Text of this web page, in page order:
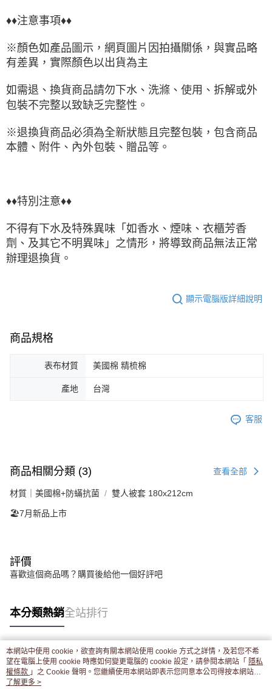
♦♦注意事項♦♦
※顏色如產品圖示，網頁圖片因拍攝關係，與實品略
有差異，實際顏色以出貨為主
如需退、換貨商品請勿下水、洗滌、使用、拆解或外
包裝不完整以致缺乏完整性。
※退換貨商品必須為全新狀態且完整包裝，包含商品
本體、附件、內外包裝、贈品等。
♦♦特別注意♦♦
不得有下水及特殊異味「如香水、煙味、衣櫃芳香
劑、及其它不明異味」之情形，將導致商品無法正常
辦理退換貨。
顯示電腦版詳細說明
商品規格
表布材質 美國棉 精梳棉
產地 台灣
客服
商品相關分類 (3) 查看全部
材質｜美國棉+防蟎抗菌 雙人被套 180x212cm
🏖️7月新品上市
評價
喜歡這個商品嗎？購買後給他一個好評吧
本分類熱銷全站排行
熱門標籤
本網站中使用 cookie，欲查詢有關本網站使用 cookie 方式之詳情，及若您不希
望在電腦上使用 cookie 時應如何變更電腦的 cookie 設定，請參閱本網站「 隱私
權條款 」之 Cookie 聲明。您繼續使用本網站即表示您同意本公司得按本網站使
用條款之 Cookie 聲明使用 cookie。
了解更多 >